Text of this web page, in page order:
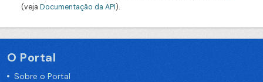
(veja Documentação da API).
O Portal
Sobre o Portal